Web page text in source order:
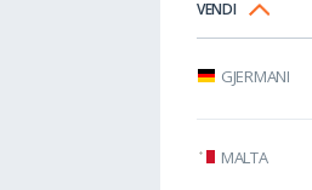
VENDI
GJERMANI
MALTA